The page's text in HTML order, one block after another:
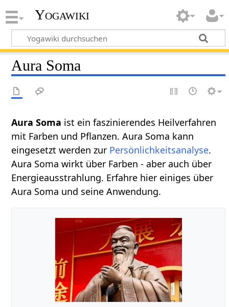
Yogawiki
Aura Soma
Aura Soma ist ein faszinierendes Heilverfahren
mit Farben und Pflanzen. Aura Soma kann
eingesetzt werden zur Persönlichkeitsanalyse.
Aura Soma wirkt über Farben - aber auch über
Energieausstrahlung. Erfahre hier einiges über
Aura Soma und seine Anwendung.